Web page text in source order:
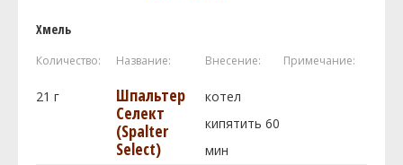
Хмель
Количество: Название: Внесение: Примечание:
21 г
Шпальтер
Селект
(Spalter
Select)
котел
кипятить 60
мин